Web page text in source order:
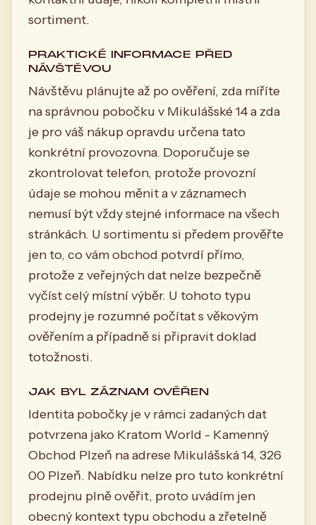
sortiment.
PRAKTICKÉ INFORMACE PŘED
NÁVŠTĚVOU
Návštěvu plánujte až po ověření, zda míříte
na správnou pobočku v Mikulášské 14 a zda
je pro váš nákup opravdu určena tato
konkrétní provozovna. Doporučuje se
zkontrolovat telefon, protože provozní
údaje se mohou měnit a v záznamech
nemusí být vždy stejné informace na všech
stránkách. U sortimentu si předem prověřte
jen to, co vám obchod potvrdí přímo,
protože z veřejných dat nelze bezpečně
vyčíst celý místní výběr. U tohoto typu
prodejny je rozumné počítat s věkovým
ověřením a případně si připravit doklad
totožnosti.
JAK BYL ZÁZNAM OVĚŘEN
Identita pobočky je v rámci zadaných dat
potvrzena jako Kratom World - Kamenný
Obchod Plzeň na adrese Mikulášská 14, 326
00 Plzeň. Nabídku nelze pro tuto konkrétní
prodejnu plně ověřit, proto uvádím jen
obecný kontext typu obchodu a zřetelně